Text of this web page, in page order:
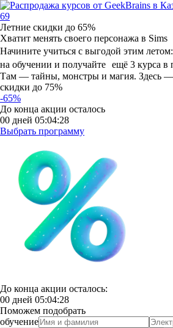
69
Летние скидки до 65%
Хватит менять своего персонажа в Sims
Начините учиться с выгодой этим летом:
на обучении и получайте ещё 3 курса в
Там — тайны, монстры и магия. Здесь
скидки до 75%
-65%
До конца акции осталось
00 дней 05:04:27
Выбрать программу
До конца акции осталось:
00 дней 05:04:27
Поможем подобрать
обучение